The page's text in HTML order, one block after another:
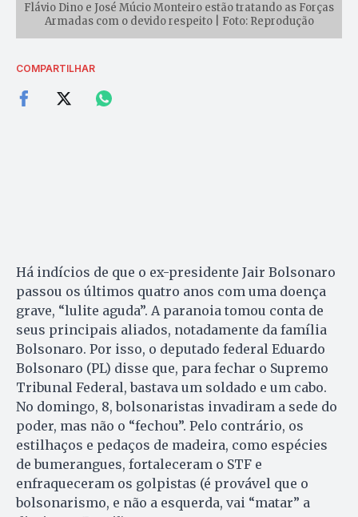
Flávio Dino e José Múcio Monteiro estão tratando as Forças
Armadas com o devido respeito | Foto: Reprodução
COMPARTILHAR
Há indícios de que o ex-presidente Jair Bolsonaro
passou os últimos quatro anos com uma doença
grave, “lulite aguda”. A paranoia tomou conta de
seus principais aliados, notadamente da família
Bolsonaro. Por isso, o deputado federal Eduardo
Bolsonaro (PL) disse que, para fechar o Supremo
Tribunal Federal, bastava um soldado e um cabo.
No domingo, 8, bolsonaristas invadiram a sede do
poder, mas não o “fechou”. Pelo contrário, os
estilhaços e pedaços de madeira, como espécies
de bumerangues, fortaleceram o STF e
enfraqueceram os golpistas (é provável que o
bolsonarismo, e não a esquerda, vai “matar” a